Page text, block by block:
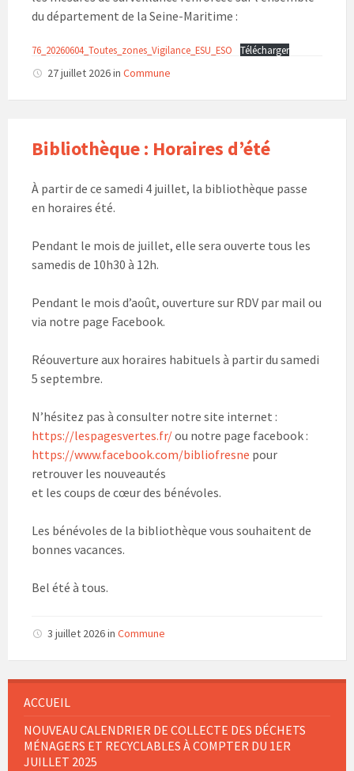
du département de la Seine-Maritime :
76_20260604_Toutes_zones_Vigilance_ESU_ESO Télécharger
27 juillet 2026in Commune
Bibliothèque : Horaires d’été
À partir de ce samedi 4 juillet, la bibliothèque passe
en horaires été.
Pendant le mois de juillet, elle sera ouverte tous les
samedis de 10h30 à 12h.
Pendant le mois d’août, ouverture sur RDV par mail ou
via notre page Facebook.
Réouverture aux horaires habituels à partir du samedi
5 septembre.
N’hésitez pas à consulter notre site internet :
https://lespagesvertes.fr/ou notre page facebook :
https://www.facebook.com/bibliofresne pour
retrouver les nouveautés
et les coups de cœur des bénévoles.
Les bénévoles de la bibliothèque vous souhaitent de
bonnes vacances.
Bel été à tous.
3 juillet 2026in Commune
ACCUEIL
NOUVEAU CALENDRIER DE COLLECTE DES DÉCHETS
MÉNAGERS ET RECYCLABLES À COMPTER DU 1ER
JUILLET 2025